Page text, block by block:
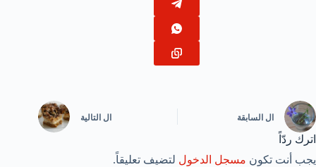
ال السابقة ال التالية
اترك ردّاً
يجب أنت تكون مسجل الدخول لتضيف تعليقاً.